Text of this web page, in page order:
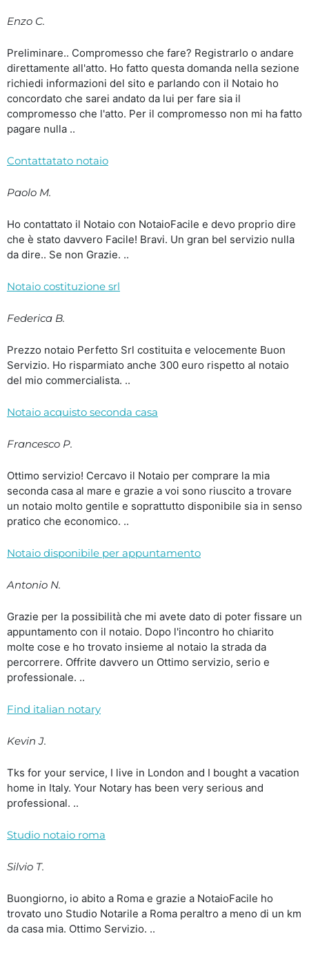
Enzo C.
Preliminare.. Compromesso che fare? Registrarlo o andare
direttamente all'atto. Ho fatto questa domanda nella sezione
richiedi informazioni del sito e parlando con il Notaio ho
concordato che sarei andato da lui per fare sia il
compromesso che l'atto. Per il compromesso non mi ha fatto
pagare nulla ..
Contattatato notaio
Paolo M.
Ho contattato il Notaio con NotaioFacile e devo proprio dire
che è stato davvero Facile! Bravi. Un gran bel servizio nulla
da dire.. Se non Grazie. ..
Notaio costituzione srl
Federica B.
Prezzo notaio Perfetto Srl costituita e velocemente Buon
Servizio. Ho risparmiato anche 300 euro rispetto al notaio
del mio commercialista. ..
Notaio acquisto seconda casa
Francesco P.
Ottimo servizio! Cercavo il Notaio per comprare la mia
seconda casa al mare e grazie a voi sono riuscito a trovare
un notaio molto gentile e soprattutto disponibile sia in senso
pratico che economico. ..
Notaio disponibile per appuntamento
Antonio N.
Grazie per la possibilità che mi avete dato di poter fissare un
appuntamento con il notaio. Dopo l'incontro ho chiarito
molte cose e ho trovato insieme al notaio la strada da
percorrere. Offrite davvero un Ottimo servizio, serio e
professionale. ..
Find italian notary
Kevin J.
Tks for your service, I live in London and I bought a vacation
home in Italy. Your Notary has been very serious and
professional. ..
Studio notaio roma
Silvio T.
Buongiorno, io abito a Roma e grazie a NotaioFacile ho
trovato uno Studio Notarile a Roma peraltro a meno di un km
da casa mia. Ottimo Servizio. ..